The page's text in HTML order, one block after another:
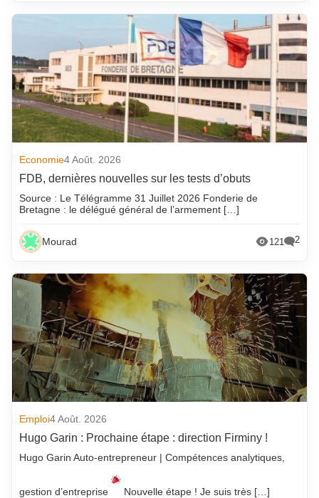
Economie4 Août. 2026
FDB, dernières nouvelles sur les tests d’obuts
Source : Le Télégramme 31 Juillet 2026 Fonderie de
Bretagne : le délégué général de l’armement […]
Mourad 121 2
Emploi4 Août. 2026
Hugo Garin : Prochaine étape : direction Firminy !
Hugo Garin Auto-entrepreneur | Compétences analytiques,
gestion d’entreprise Nouvelle étape ! Je suis très […]